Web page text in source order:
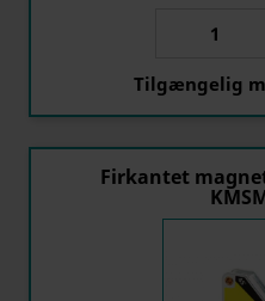
Tilgængelig
Firkantet